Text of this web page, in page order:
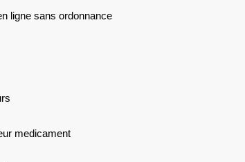
ligne sans ordonnance
medicament